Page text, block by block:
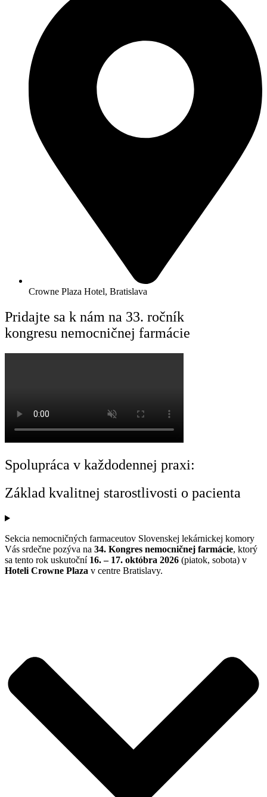
Crowne Plaza Hotel, Bratislava
Pridajte sa k nám na 33. ročník
kongresu nemocničnej farmácie
Spolupráca v každodennej praxi:
Základ kvalitnej starostlivosti o pacienta
Sekcia nemocničných farmaceutov Slovenskej lekárnickej komory
Vás srdečne pozýva na 34. Kongres nemocničnej farmácie, ktorý
sa tento rok uskutoční 16. – 17. októbra 2026 (piatok, sobota) v
Hoteli Crowne Plaza v centre Bratislavy.